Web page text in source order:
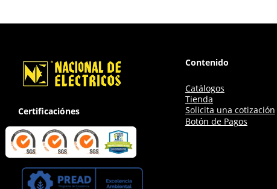
Certificaciónes
Contenido
Catálogos
Tienda
Solicita una cotización
Botón de Pagos